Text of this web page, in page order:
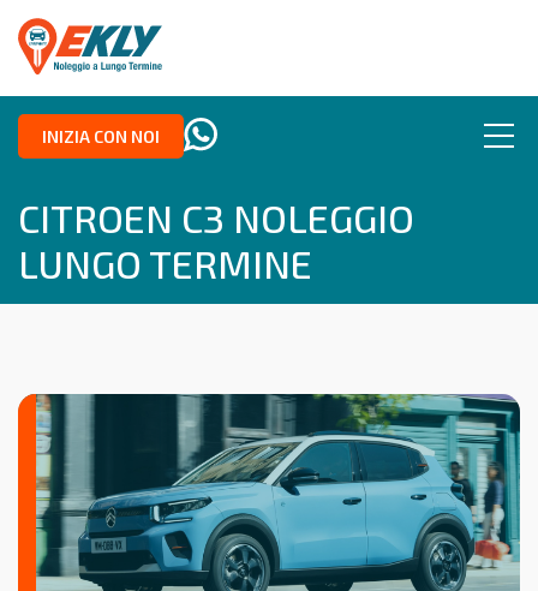
INIZIA CON NOI
CITROEN C3 NOLEGGIO
LUNGO TERMINE